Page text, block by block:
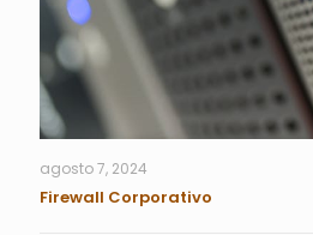
agosto 7, 2024
Firewall Corporativo